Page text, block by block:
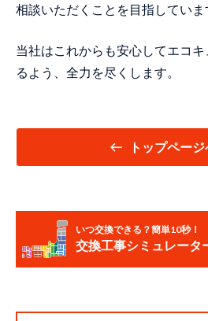
相談いただくことを目指していま
当社はこれからも安心してエコ
るよう、全力を尽くします。
トップペー
いつ交換できる？簡単10秒！
交換工事シミュレータ